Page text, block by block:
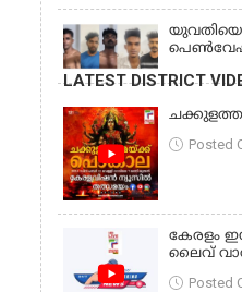
വീഴ്ച;
വരെ
LATEST DISTRICT
Posted
കേരളം
ലൈവ്
Posted